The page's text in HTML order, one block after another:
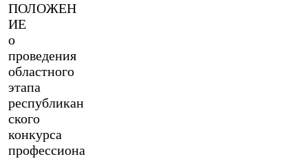
ПОЛОЖЕН
ИЕ
о
проведения
областного
этапа
республикан
ского
конкурса
профессиона